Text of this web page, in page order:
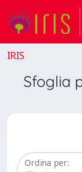
IRIS
Sfoglia
Ordina per: